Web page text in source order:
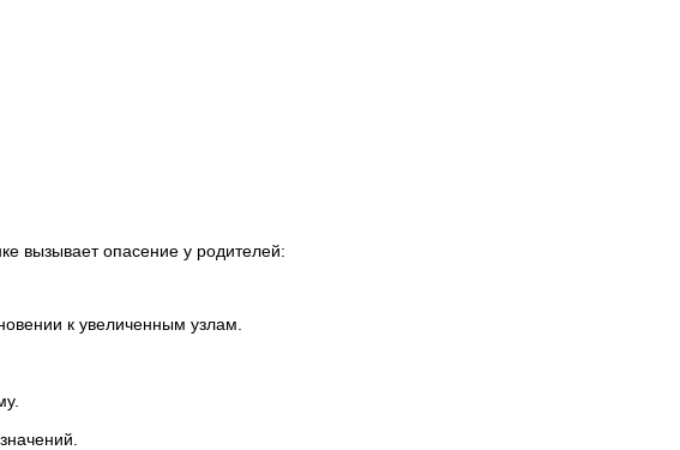
вызывает опасение у родителей:
к увеличенным узлам.